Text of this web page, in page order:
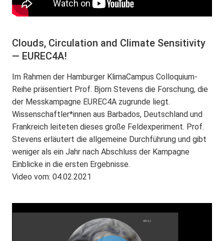
Clouds, Circulation and Climate Sensitivity
— EUREC4A!
Im Rahmen der Hamburger KlimaCampus Colloquium-
Reihe präsentiert Prof. Bjorn Stevens die Forschung, die
der Messkampagne EUREC4A zugrunde liegt.
Wissenschaftler*innen aus Barbados, Deutschland und
Frankreich leiteten dieses große Feldexperiment. Prof.
Stevens erläutert die allgemeine Durchführung und gibt
weniger als ein Jahr nach Abschluss der Kampagne
Einblicke in die ersten Ergebnisse.
Video vom: 04.02.2021